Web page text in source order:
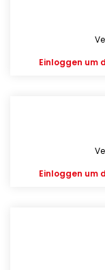
Einloggen um
Einloggen um